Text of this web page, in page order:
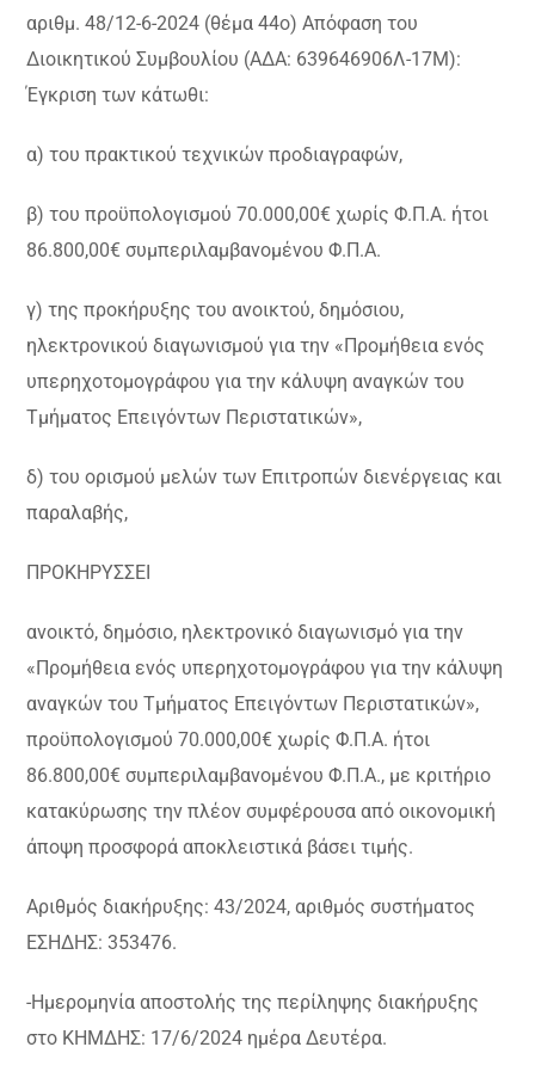
αριθμ. 48/12-6-2024 (θέμα 44ο) Απόφαση του
Διοικητικού Συμβουλίου (ΑΔΑ: 639646906Λ-17Μ):
Έγκριση των κάτωθι:
α) του πρακτικού τεχνικών προδιαγραφών,
β) του προϋπολογισμού 70.000,00€ χωρίς Φ.Π.Α. ήτοι
86.800,00€ συμπεριλαμβανομένου Φ.Π.Α.
γ) της προκήρυξης του ανοικτού, δημόσιου,
ηλεκτρονικού διαγωνισμού για την «Προμήθεια ενός
υπερηχοτομογράφου για την κάλυψη αναγκών του
Τμήματος Επειγόντων Περιστατικών»,
δ) του ορισμού μελών των Επιτροπών διενέργειας και
παραλαβής,
ΠΡΟΚΗΡΥΣΣΕΙ
ανοικτό, δημόσιο, ηλεκτρονικό διαγωνισμό για την
«Προμήθεια ενός υπερηχοτομογράφου για την κάλυψη
αναγκών του Τμήματος Επειγόντων Περιστατικών»,
προϋπολογισμού 70.000,00€ χωρίς Φ.Π.Α. ήτοι
86.800,00€ συμπεριλαμβανομένου Φ.Π.Α., με κριτήριο
κατακύρωσης την πλέον συμφέρουσα από οικονομική
άποψη προσφορά αποκλειστικά βάσει τιμής.
Αριθμός διακήρυξης: 43/2024, αριθμός συστήματος
ΕΣΗΔΗΣ: 353476.
-Ημερομηνία αποστολής της περίληψης διακήρυξης
στο ΚΗΜΔΗΣ: 17/6/2024 ημέρα Δευτέρα.